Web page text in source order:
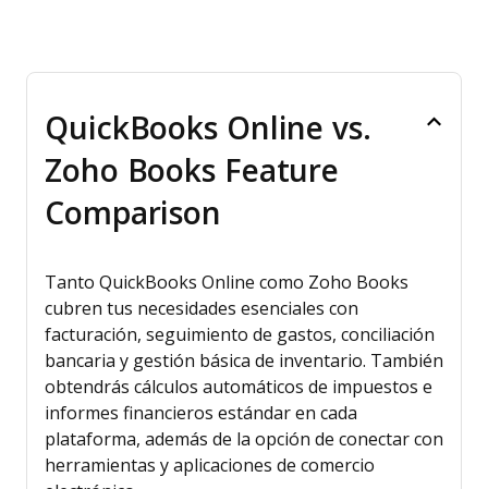
QuickBooks Online vs.
Zoho Books Feature
Comparison
Tanto QuickBooks Online como Zoho Books
cubren tus necesidades esenciales con
facturación, seguimiento de gastos, conciliación
bancaria y gestión básica de inventario. También
obtendrás cálculos automáticos de impuestos e
informes financieros estándar en cada
plataforma, además de la opción de conectar con
herramientas y aplicaciones de comercio